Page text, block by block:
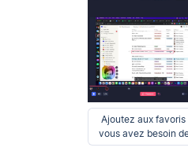
Ajoutez aux favoris
vous avez besoin